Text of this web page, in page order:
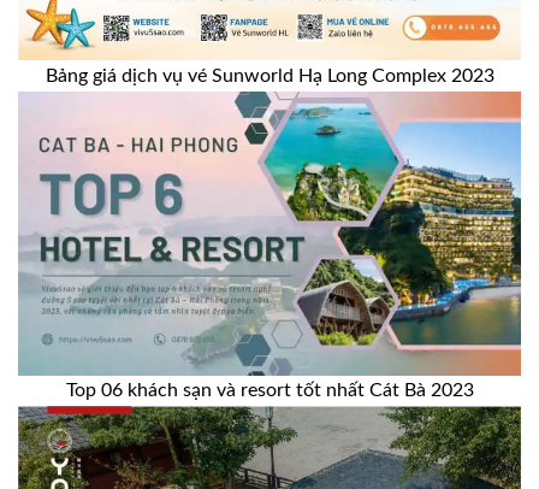
Bảng giá dịch vụ vé Sunworld Hạ Long Complex 2023
Top 06 khách sạn và resort tốt nhất Cát Bà 2023